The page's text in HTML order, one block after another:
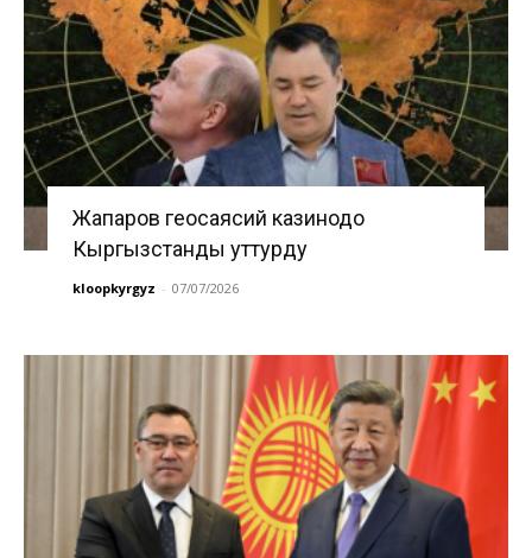
Жапаров геосаясий казинодо
Кыргызстанды уттурду
kloopkyrgyz - 07/07/2026